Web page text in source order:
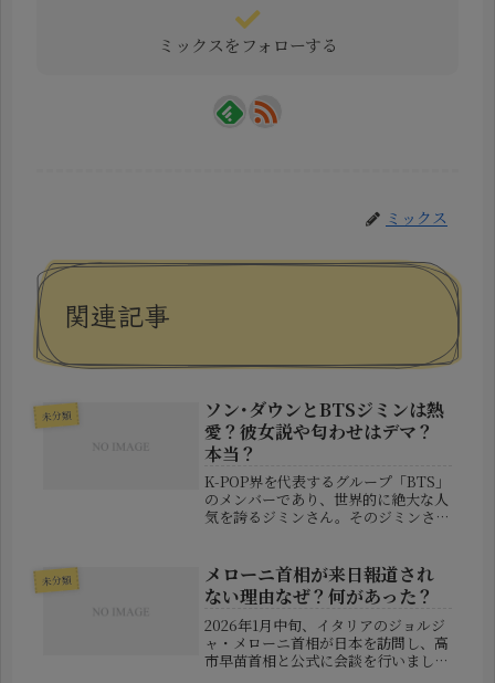
ミックスをフォローする
ミックス
関連記事
未分類
ソン･ダウンとBTSジミンは熱
愛？彼女説や匂わせはデマ？
本当？
K-POP界を代表するグループ「BTS」
のメンバーであり、世界的に絶大な人
気を誇るジミンさん。そのジミンさん
今回のきっかけとなったのは、ソン・
ダウンさんがTikTokに投稿...
未分類
メローニ首相が来日報道され
ない理由なぜ？何があった？
2026年1月中旬、イタリアのジョルジ
ャ・メローニ首相が日本を訪問し、高
市早苗首相と公式に会談を行いまし